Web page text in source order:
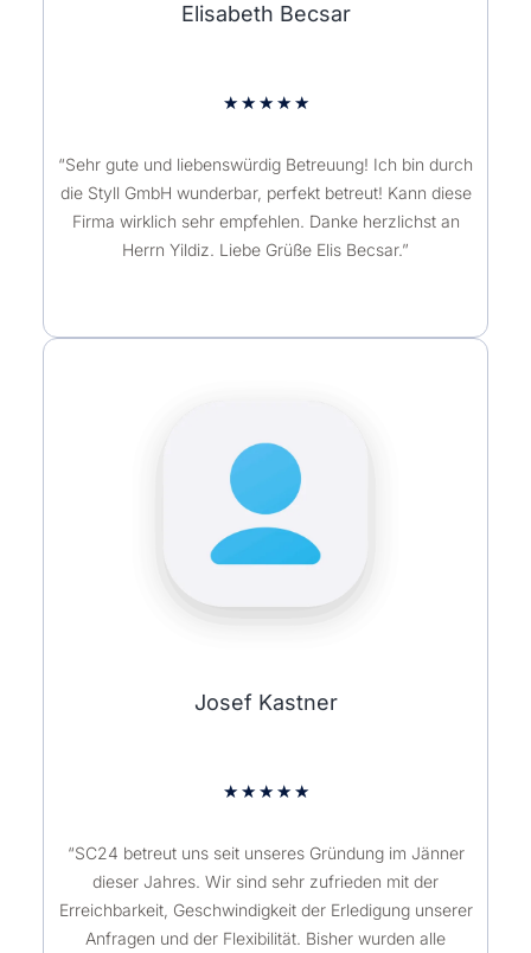
Elisabeth Becsar
★ ★ ★ ★ ★
“Sehr gute und liebenswürdig Betreuung! Ich bin durch
die Styll GmbH wunderbar, perfekt betreut! Kann diese
Firma wirklich sehr empfehlen. Danke herzlichst an
Herrn Yildiz. Liebe Grüße Elis Becsar.”
Josef Kastner
★ ★ ★ ★ ★
“SC24 betreut uns seit unseres Gründung im Jänner
dieser Jahres. Wir sind sehr zufrieden mit der
Erreichbarkeit, Geschwindigkeit der Erledigung unserer
Anfragen und der Flexibilität. Bisher wurden alle